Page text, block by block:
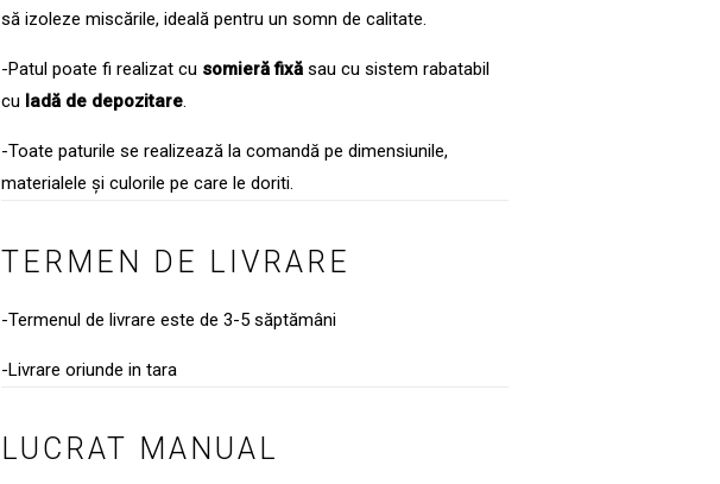
să izoleze miscările, ideală pentru un somn de calitate.
-Patul poate fi realizat cu somieră fixă sau cu sistem rabatabil
cu ladă de depozitare.
-Toate paturile se realizează la comandă pe dimensiunile,
materialele și culorile pe care le doriti.
TERMEN DE LIVRARE
-Termenul de livrare este de 3-5 săptămâni
-Livrare oriunde in tara
LUCRAT MANUAL